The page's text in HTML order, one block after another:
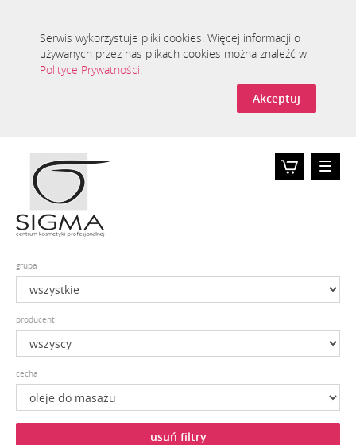
Serwis wykorzystuje pliki cookies. Więcej informacji o
używanych przez nas plikach cookies można znaleźć w
Polityce Prywatności.
Akceptuj
Toggle
Koszyk0
grupa
producent
cecha
usuń filtry